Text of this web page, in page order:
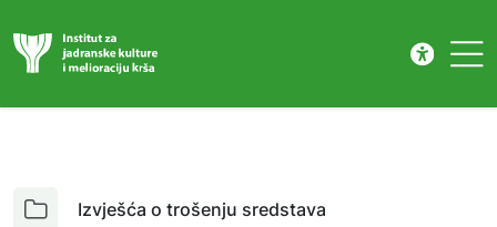
Izvješća o trošenju sredstava